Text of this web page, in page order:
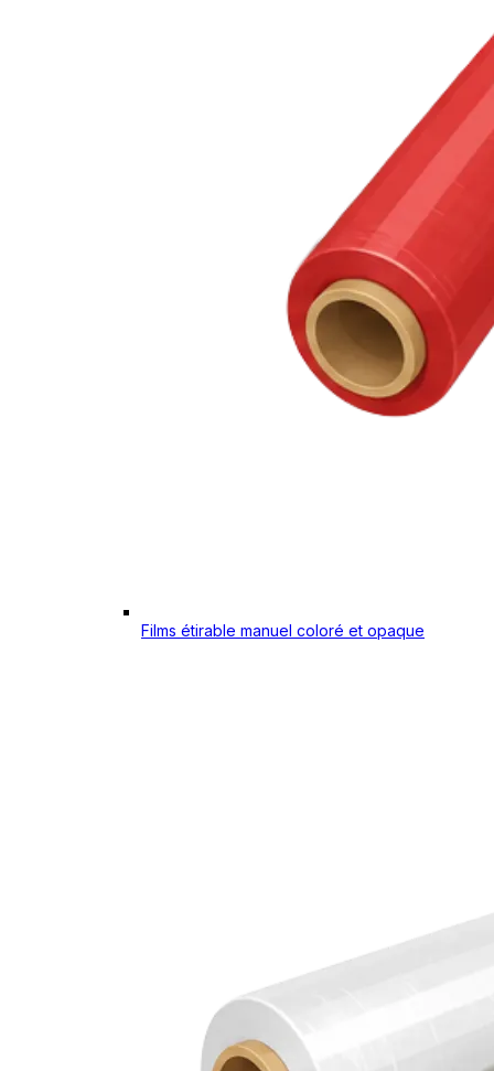
Films étirable manuel coloré et opaque